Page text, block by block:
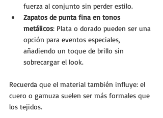
fuerza al conjunto sin perder estilo.
Zapatos de punta fina en tonos
metálicos: Plata o dorado pueden ser una
opción para eventos especiales,
añadiendo un toque de brillo sin
sobrecargar el look.
Recuerda que el material también influye: el
cuero o gamuza suelen ser más formales que
los tejidos.